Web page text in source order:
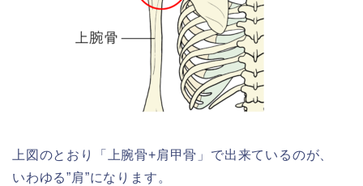
上図のとおり「上腕骨+肩甲骨」で出来ているのが、
いわゆる”肩”になります。